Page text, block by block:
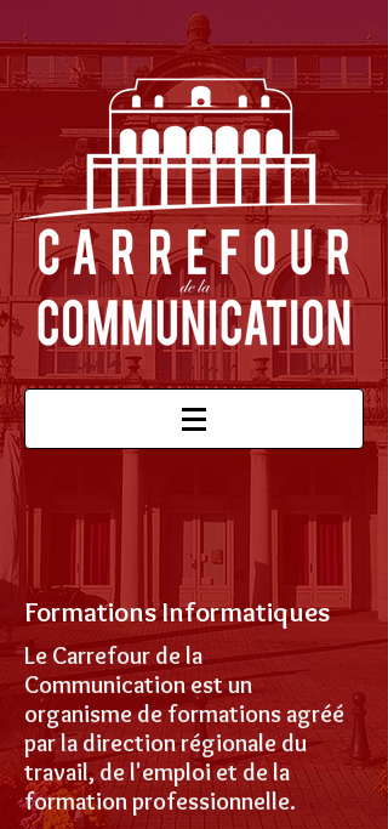
Formations Informatiques
Le Carrefour de la
Communication est un
organisme de formations agréé
par la direction régionale du
travail, de l'emploi et de la
formation professionnelle.